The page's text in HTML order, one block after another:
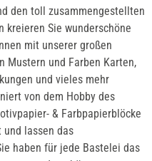
den toll zusammengestellten
kreieren Sie wunderschöne
mit unserer großen
Mustern und Farben Karten,
und vieles mehr
von dem Hobby des
& Farbpapierblöcke
lassen das
haben für jede Bastelei das